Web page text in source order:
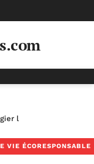
les produits de
VIE ÉCORESPONSABLE